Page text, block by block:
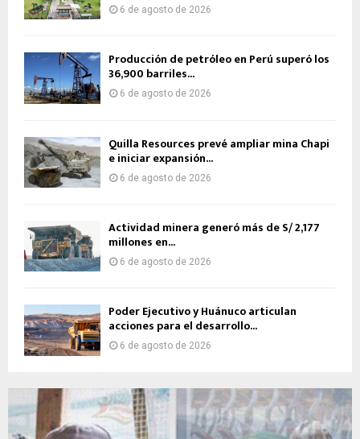
6 de agosto de 2026
Producción de petróleo en Perú superó los
36,900 barriles...
6 de agosto de 2026
Quilla Resources prevé ampliar mina Chapi
e iniciar expansión...
6 de agosto de 2026
Actividad minera generó más de S/ 2,177
millones en...
6 de agosto de 2026
Poder Ejecutivo y Huánuco articulan
acciones para el desarrollo...
6 de agosto de 2026